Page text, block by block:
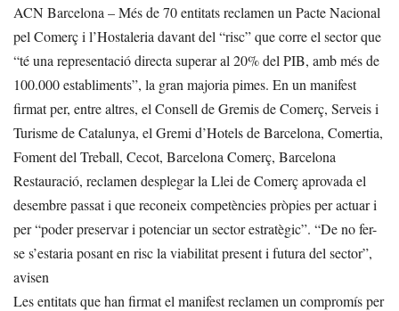
ACN Barcelona – Més de 70 entitats reclamen un Pacte Nacional
pel Comerç i l’Hostaleria davant del “risc” que corre el sector que
“té una representació directa superar al 20% del PIB, amb més de
100.000 establiments”, la gran majoria pimes. En un manifest
firmat per, entre altres, el Consell de Gremis de Comerç, Serveis i
Turisme de Catalunya, el Gremi d’Hotels de Barcelona, Comertia,
Foment del Treball, Cecot, Barcelona Comerç, Barcelona
Restauració, reclamen desplegar la Llei de Comerç aprovada el
desembre passat i que reconeix competències pròpies per actuar i
per “poder preservar i potenciar un sector estratègic”. “De no fer-
se s’estaria posant en risc la viabilitat present i futura del sector”,
avisen
Les entitats que han firmat el manifest reclamen un compromís per